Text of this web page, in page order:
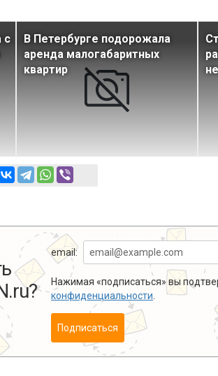
с
В Петербурге подорожала
аренда малогабаритных
квартир
email:
Нажимая «подписаться» вы
конфиденциальности
Подписаться